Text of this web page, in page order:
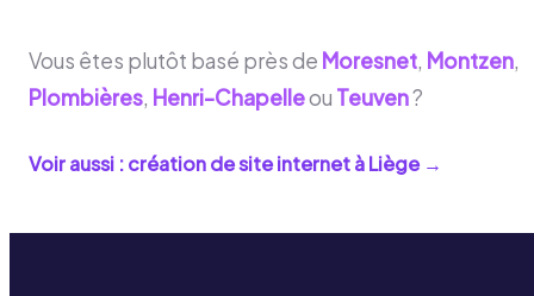
Vous êtes plutôt basé près de Moresnet, Montzen,
Plombières, Henri-Chapelleou Teuven?
Voir aussi : création de site internet àLiège→